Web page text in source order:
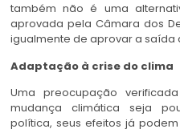
também não é uma
aprovada pela Câmara dos
igualmente de aprovar a saída
Adaptação à crise do clima
Uma preocupação
mudança climática seja
política, seus efeitos já